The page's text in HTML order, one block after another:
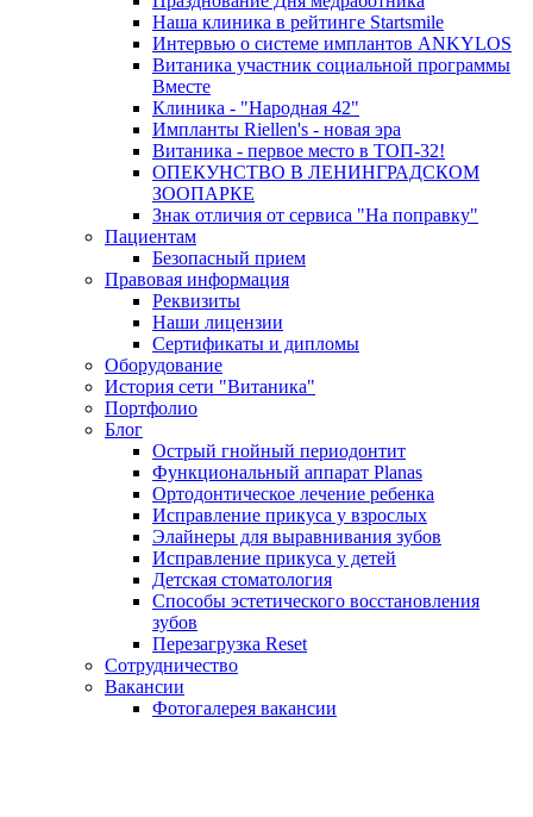
Наша клиника в рейтинге Startsmile
Интервью о системе имплантов ANKYLOS
Витаника участник социальной программы
Вместе
Клиника - "Народная 42"
Импланты Riellen's - новая эра
Витаника - первое место в ТОП-32!
ОПЕКУНСТВО В ЛЕНИНГРАДСКОМ
ЗООПАРКЕ
Знак отличия от сервиса "На поправку"
Пациентам
Безопасный прием
Правовая информация
Реквизиты
Наши лицензии
Сертификаты и дипломы
Оборудование
История сети "Витаника"
Портфолио
Блог
Острый гнойный периодонтит
Функциональный аппарат Planas
Ортодонтическое лечение ребенка
Исправление прикуса у взрослых
Элайнеры для выравнивания зубов
Исправление прикуса у детей
Детская стоматология
Способы эстетического восстановления
зубов
Перезагрузка Reset
Сотрудничество
Вакансии
Фотогалерея вакансии